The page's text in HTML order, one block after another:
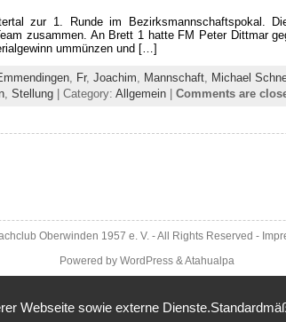
zur 1. Runde im Bezirksmannschaftspokal.
zusammen. An Brett 1 hatte FM Peter Dittmar
ummünzen und […]
, Fr, Joachim, Mannschaft, Michael
, Stellung| Category: Allgemein| Comments are
Oberwinden 1957 e. V.- All Rights Reserved -
Powered by WordPress&Atahualpa
Webseite sowie externe